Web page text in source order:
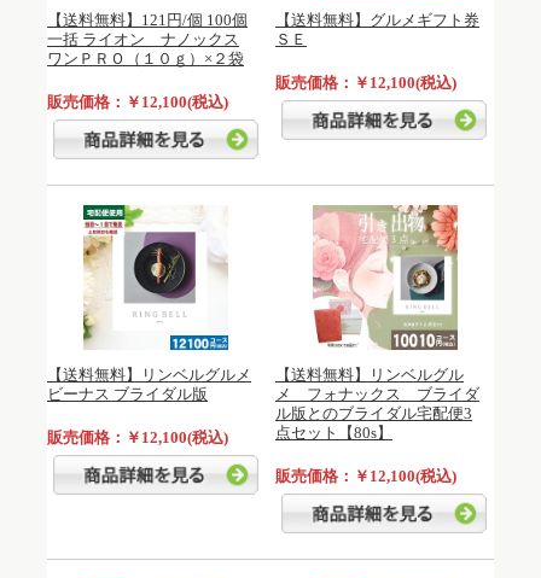
【送料無料】121円/個 100個
一括 ライオン ナノックス
ワンＰＲＯ（１０ｇ）×２袋
販売価格：￥12,100(税込)
【送料無料】グルメギフト券
ＳＥ
販売価格：￥12,100(税込)
【送料無料】リンベルグルメ
ビーナス ブライダル版
販売価格：￥12,100(税込)
【送料無料】リンベルグル
メ フォナックス ブライダ
ル版とのブライダル宅配便3
点セット【80s】
販売価格：￥12,100(税込)